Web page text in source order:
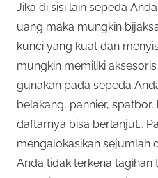
Jika di sisi lain sepeda
uang maka mungkin
kunci yang kuat dan
mungkin memiliki
gunakan pada sepeda
belakang, pannier,
daftarnya bisa berlanjut…
mengalokasikan sejumlah
Anda tidak terkena